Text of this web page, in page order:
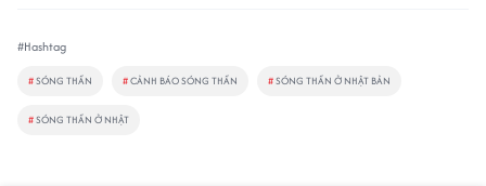
#Hashtag
#SÓNG THẦN #CẢNH BÁO SÓNG THẦN #SÓNG THẦN Ở NHẬT BẢN
#SÓNG THẦN Ở NHẬT